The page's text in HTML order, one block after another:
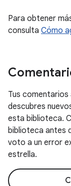
Para obtener
consulta Cómo
Tus comentarios
descubres
esta biblioteca.
biblioteca antes
voto a un error
estrella.